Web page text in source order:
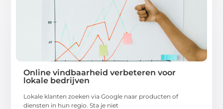
Online vindbaarheid verbeteren voor
lokale bedrijven
Lokale klanten zoeken via Google naar producten of
diensten in hun regio. Sta je niet